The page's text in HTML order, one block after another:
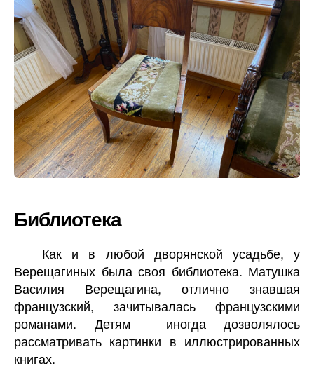
Библиотека
Как и в любой дворянской усадьбе, у
Верещагиных была своя библиотека. Матушка
Василия Верещагина, отлично знавшая
французский, зачитывалась французскими
романами. Детям иногда дозволялось
рассматривать картинки в иллюстрированных
книгах.